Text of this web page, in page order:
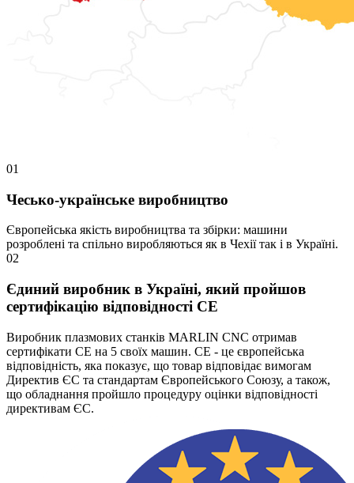
01
Чесько-українське виробництво
Європейська якість виробництва та збірки: машини
розроблені та спільно виробляються як в Чехії так і в Україні.
02
Єдиний виробник в Україні, який пройшов
сертифікацію відповідності СЕ
Виробник плазмових станків MARLIN CNC отримав
сертифікати СЕ на 5 своїх машин. СЕ - це європейська
відповідність, яка показує, що товар відповідає вимогам
Директив ЄС та стандартам Європейського Союзу, а також,
що обладнання пройшло процедуру оцінки відповідності
директивам ЄС.